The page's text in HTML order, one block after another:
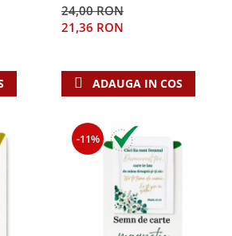
24,00 RON
21,36 RON
ADAUGA IN COS
-11%